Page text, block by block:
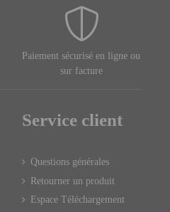
Paiement sécurisé en ligne ou
sur facture
Service client
Questions générales
Retourner un produit
Espace Téléchargement